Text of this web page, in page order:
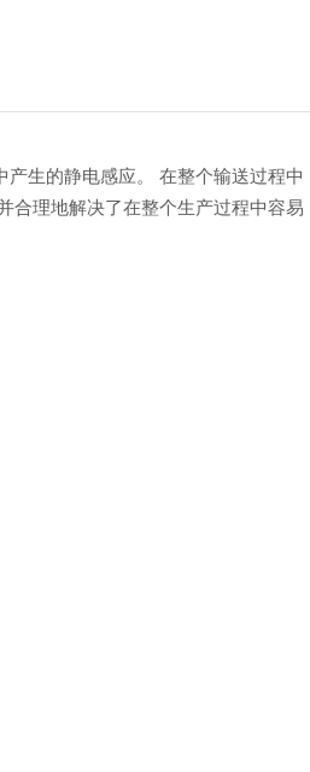
生的静电感应。 在整个输送过程中
合理地解决了在整个生产过程中容易